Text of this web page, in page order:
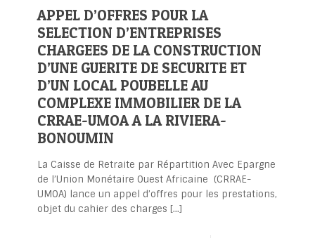
APPEL D’OFFRES POUR LA
SELECTION D’ENTREPRISES
CHARGEES DE LA CONSTRUCTION
D’UNE GUERITE DE SECURITE ET
D’UN LOCAL POUBELLE AU
COMPLEXE IMMOBILIER DE LA
CRRAE-UMOA A LA RIVIERA-
BONOUMIN
La Caisse de Retraite par Répartition Avec Epargne
de l’Union Monétaire Ouest Africaine (CRRAE-
UMOA) lance un appel d’offres pour les prestations,
objet du cahier des charges […]